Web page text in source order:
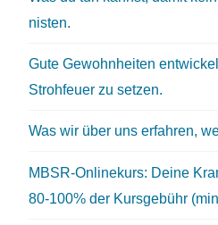
nisten.
Gute Gewohnheiten
Strohfeuer zu setzen.
Was wir über uns erfahren,
MBSR-Onlinekurs: Deine
80-100% der Kursgebühr